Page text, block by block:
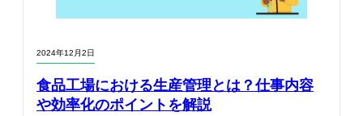
2024年12月2日
食品工場における生産管理とは？仕事内容
や効率化のポイントを解説